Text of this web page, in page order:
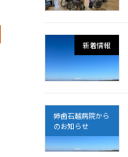
新着情報
姉歯石越病院から
のお知らせ